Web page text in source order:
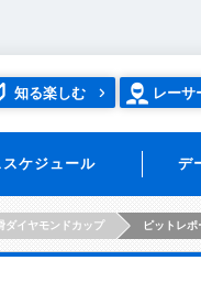
知る楽しむ レーサ
スケジュール デ
ダイヤモンドカップ ピットレポ